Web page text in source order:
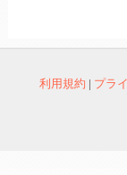
利用規約 | プラ